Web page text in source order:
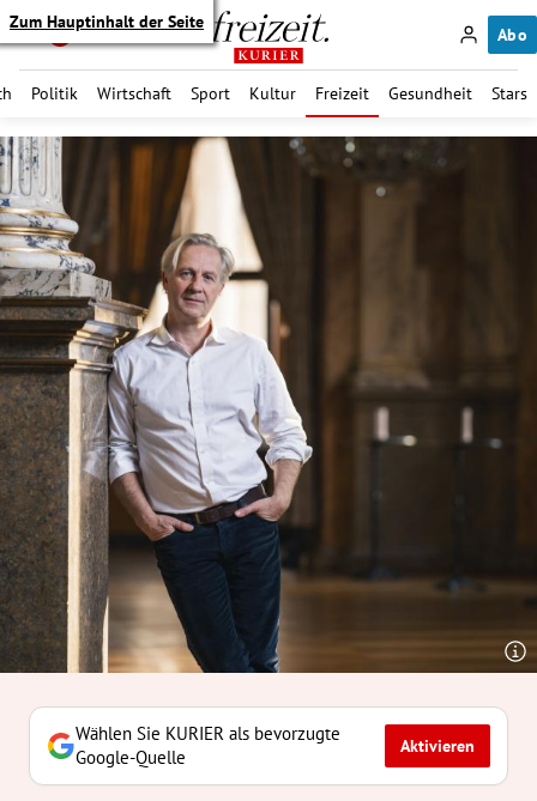
Zum Hauptinhalt der Seite
Abo
Politik Wirtschaft Sport Kultur Freizeit Gesundheit Stars
Untermenü
Untermenü
Untermenü
Untermenü
Untermenü
Untermenü
Wählen Sie KURIER als bevorzugte
Google-Quelle
Aktivieren